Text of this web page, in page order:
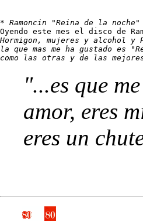
* Ramoncin "Reina de la noche"
Hormigon, mujeres y alcohol y
la que mas me ha gustado es
como las otras y de las
"...es que
amor, eres
eres un